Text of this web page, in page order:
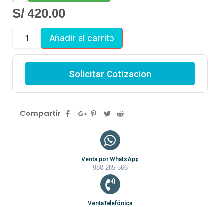
S/ 420.00
Añadir al carrito
Solicitar Cotizacion
Compartir
Venta por WhatsApp
980 285 566
VentaTelefónica